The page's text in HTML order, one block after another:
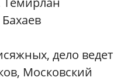
дело ведет
Московский